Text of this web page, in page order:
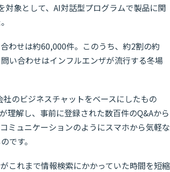
象として、AI対話型プログラムで製品に関
わせは約60,000件。このうち、約2割の約
い合わせはインフルエンザが流行する冬場
のビジネスチャットをベースにしたもの
理解し、事前に登録された数百件のQ&Aから
ミュニケーションのようにスマホから気軽な
です。
これまで情報検索にかかっていた時間を短縮